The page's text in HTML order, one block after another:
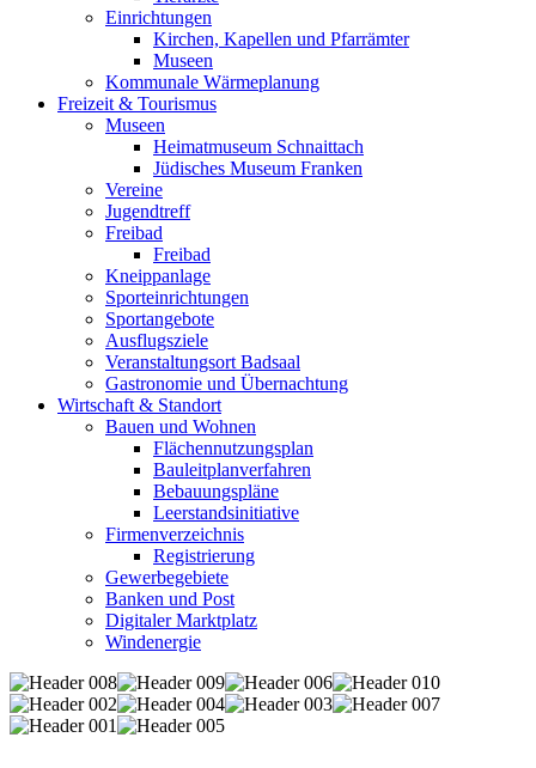
Einrichtungen
Kirchen, Kapellen und Pfarrämter
Museen
Kommunale Wärmeplanung
Freizeit & Tourismus
Museen
Heimatmuseum Schnaittach
Jüdisches Museum Franken
Vereine
Jugendtreff
Freibad
Freibad
Kneippanlage
Sporteinrichtungen
Sportangebote
Ausflugsziele
Veranstaltungsort Badsaal
Gastronomie und Übernachtung
Wirtschaft & Standort
Bauen und Wohnen
Flächennutzungsplan
Bauleitplanverfahren
Bebauungspläne
Leerstandsinitiative
Firmenverzeichnis
Registrierung
Gewerbegebiete
Banken und Post
Digitaler Marktplatz
Windenergie